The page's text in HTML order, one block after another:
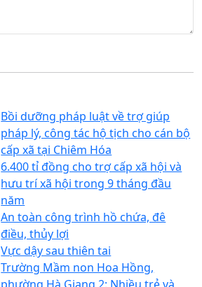
Bồi dưỡng pháp luật về trợ giúp
pháp lý, công tác hộ tịch cho cán bộ
cấp xã tại Chiêm Hóa
6.400 tỉ đồng cho trợ cấp xã hội và
hưu trí xã hội trong 9 tháng đầu
năm
An toàn công trình hồ chứa, đê
điều, thủy lợi
Vực dậy sau thiên tai
Trường Mầm non Hoa Hồng,